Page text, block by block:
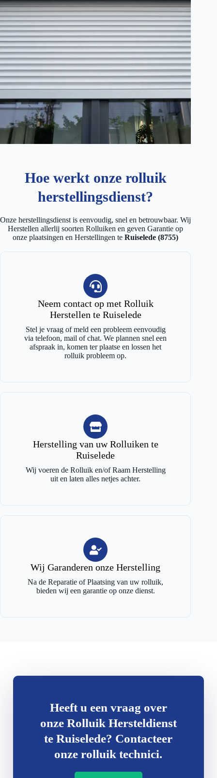
Hoe werkt onze rolluik
herstellingsdienst?
Onze herstellingsdienst is eenvoudig, snel en betrouwbaar. Wij
Herstellen allerlij soorten Rolluiken en geven Garantie op
onze plaatsingen en Herstellingen teRuiselede (8755)
Neem contact op met Rolluik
Herstellen te Ruiselede
Stel je vraag of meld een probleem eenvoudig
via telefoon, mail of chat. We plannen snel een
afspraak in, komen ter plaatse en lossen het
rolluik probleem op.
Herstelling van uw Rolluiken te
Ruiselede
Wij voeren de Rolluik en/of Raam Herstelling
uit en laten alles netjes achter.
Wij Garanderen onze Herstelling
Na de Reparatie of Plaatsing van uw rolluik,
bieden wij een garantie op onze dienst.
Heeft u een vraag over
onze Rolluik Hersteldienst
te Ruiselede? Contacteer
onze rolluik technici.